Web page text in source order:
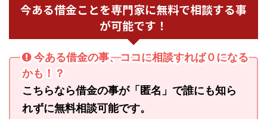
今ある借金ことを専門家に無料で相談する事
が可能です！
今ある借金の事、ココに相談すれば０になる
かも！？
こちらなら借金の事が「匿名」で誰にも知ら
れずに無料相談可能です。